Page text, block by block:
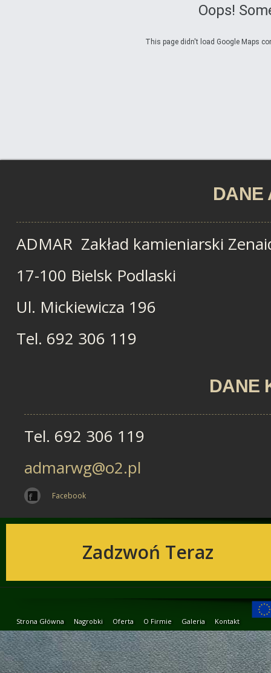
Oops!
This page didn't load Google Maps
DANE
ADMAR Zakład kamieniarski
17-100 Bielsk Podlaski
Ul. Mickiewicza 196
Tel. 692 306 119
DANE
Tel. 692 306 119
admarwg@o2.pl
Facebook
Zadzwoń Teraz
Strona Główna Nagrobki Oferta O Firmie Galeria Kontakt